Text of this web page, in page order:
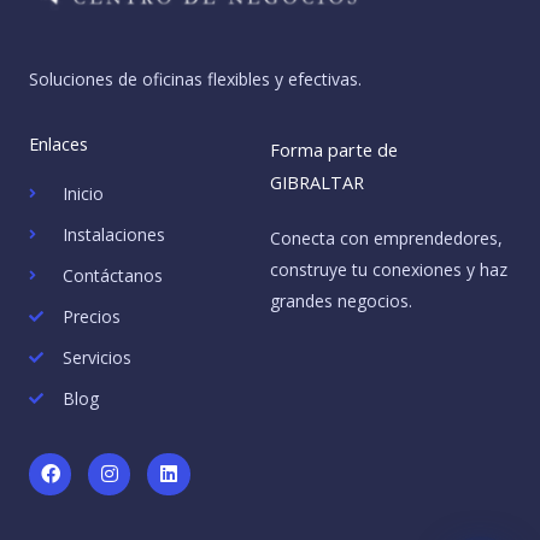
Soluciones de oficinas flexibles y efectivas.
Enlaces
Inicio
Instalaciones
Contáctanos
Precios
Servicios
Blog
Forma parte de
GIBRALTAR
Conecta con emprendedores,
construye tu conexiones y haz
grandes negocios.
F
a
c
I
n
s
L
i
n